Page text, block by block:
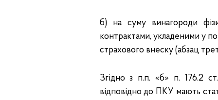
б) на суму винагороди
контрактами, укладеними у
страхового внеску (абзац
Згідно з п.п. «б» п. 176.2
відповідно до ПКУ мають